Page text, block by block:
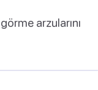
arzularını